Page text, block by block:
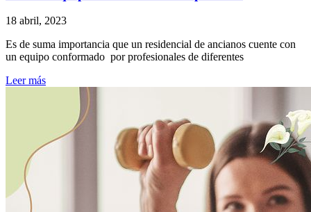
18 abril, 2023
Es de suma importancia que un residencial de ancianos cuente con
un equipo conformado por profesionales de diferentes
Leer más